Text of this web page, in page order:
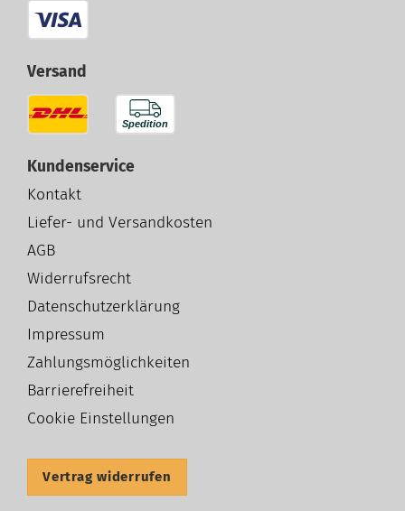
Versand
Kundenservice
Kontakt
Liefer- und Versandkosten
AGB
Widerrufsrecht
Datenschutzerklärung
Impressum
Zahlungsmöglichkeiten
Barrierefreiheit
Cookie Einstellungen
Vertrag widerrufen